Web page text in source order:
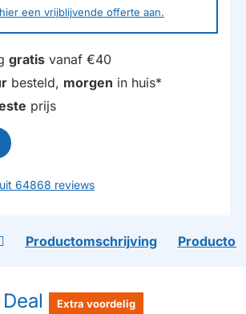
een vrijblijvende offerte aan.
gratis vanaf €40
besteld, morgen in huis*
prijs
uit 64868 reviews
Productomschrijving
Extra voordelig